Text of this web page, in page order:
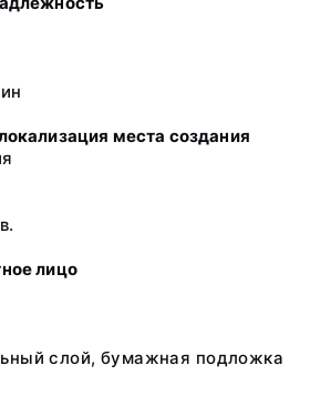
места создания
лицо
слой, бумажная подложка